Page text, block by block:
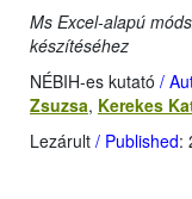
Ms Excel-alapú
készítéséhez
NÉBIH-es kutató /
Zsuzsa, Kerekes
Lezárult / Published: